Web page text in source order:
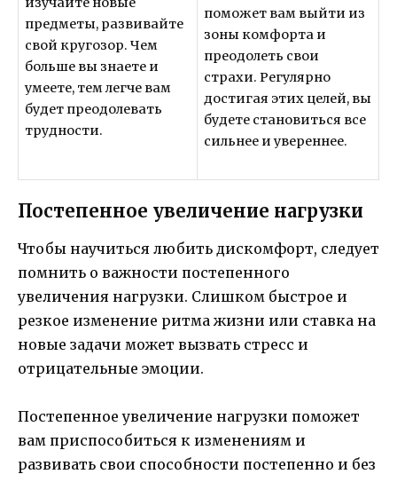
предметы, развивайте
свой кругозор. Чем
больше вы знаете и
умеете, тем легче вам
будет преодолевать
трудности.
поможет вам выйти из
зоны комфорта и
преодолеть свои
страхи. Регулярно
достигая этих целей, вы
будете становиться все
сильнее и увереннее.
Постепенное увеличение нагрузки
Чтобы научиться любить дискомфорт, следует
помнить о важности постепенного
увеличения нагрузки. Слишком быстрое и
резкое изменение ритма жизни или ставка на
новые задачи может вызвать стресс и
отрицательные эмоции.
Постепенное увеличение нагрузки поможет
вам приспособиться к изменениям и
развивать свои способности постепенно и без